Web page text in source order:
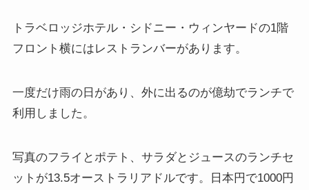
トラベロッジホテル・シドニー・ウィンヤードの1階
フロント横にはレストランバーがあります。
一度だけ雨の日があり、外に出るのが億劫でランチで
利用しました。
写真のフライとポテト、サラダとジュースのランチセ
ットが13.5オーストラリアドルです。日本円で1000円